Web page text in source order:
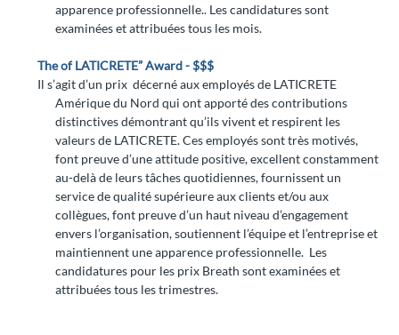
apparence professionnelle.. Les candidatures sont
examinées et attribuées tous les mois.
Theof LATICRETE” Award - $$$
Il s’agit d’un prix décerné aux employés de LATICRETE
Amérique du Nord qui ont apporté des contributions
distinctives démontrant qu’ils vivent et respirent les
valeurs de LATICRETE. Ces employés sont très motivés,
font preuve d’une attitude positive, excellent constamment
au-delà de leurs tâches quotidiennes, fournissent un
service de qualité supérieure aux clients et/ou aux
collègues, font preuve d’un haut niveau d’engagement
envers l’organisation, soutiennent l’équipe et l’entreprise et
maintiennent une apparence professionnelle. Les
candidatures pour les prix Breath sont examinées et
attribuées tous les trimestres.